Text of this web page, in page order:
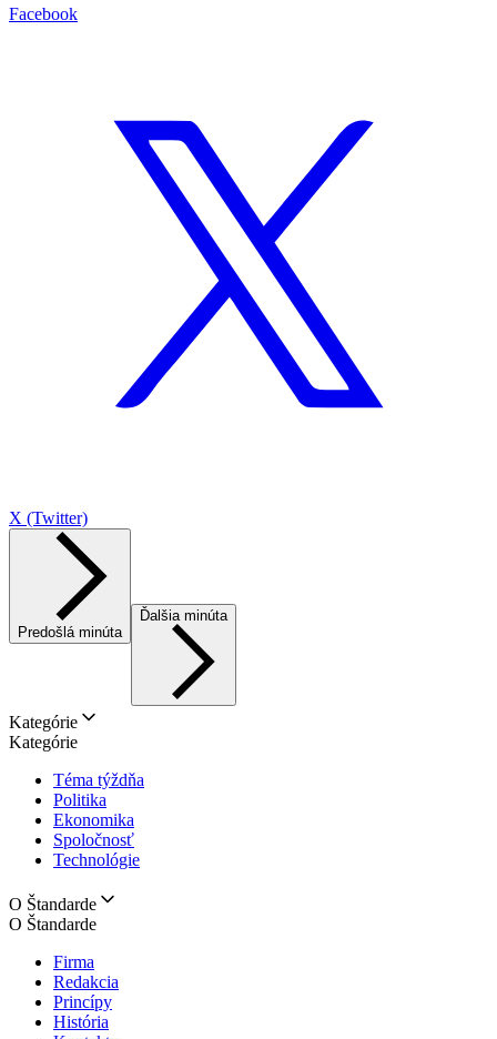
Facebook
X (Twitter)
Predošlá minúta
Ďalšia minúta
Kategórie
Kategórie
Téma týždňa
Politika
Ekonomika
Spoločnosť
Technológie
O Štandarde
O Štandarde
Firma
Redakcia
Princípy
História